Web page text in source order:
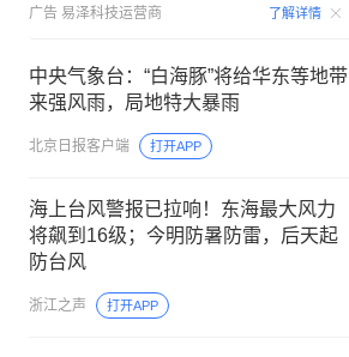
广告 易泽科技运营商 了解详情
中央气象台：“白海豚”将给华东等地带
来强风雨，局地特大暴雨
北京日报客户端 打开APP
海上台风警报已拉响！东海最大风力
将飙到16级；今明防暑防雷，后天起
防台风
浙江之声 打开APP